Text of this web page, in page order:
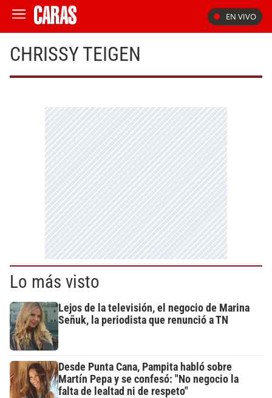
EN VIVO
CHRISSY TEIGEN
Lo más visto
Lejos de la televisión, el negocio de Marina
Señuk, la periodista que renunció a TN
Desde Punta Cana, Pampita habló sobre
Martín Pepa y se confesó: "No negocio la
falta de lealtad ni de respeto"